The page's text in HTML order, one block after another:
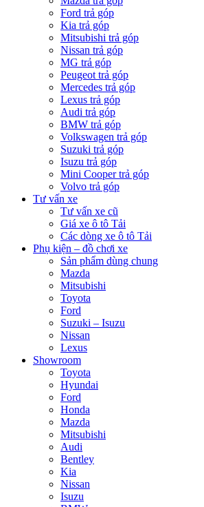
Ford trả góp
Kia trả góp
Mitsubishi trả góp
Nissan trả góp
MG trả góp
Peugeot trả góp
Mercedes trả góp
Lexus trả góp
Audi trả góp
BMW trả góp
Volkswagen trả góp
Suzuki trả góp
Isuzu trả góp
Mini Cooper trả góp
Volvo trả góp
Tư vấn xe
Tư vấn xe cũ
Giá xe ô tô Tải
Các dòng xe ô tô Tải
Phụ kiện – đồ chơi xe
Sản phẩm dùng chung
Mazda
Mitsubishi
Toyota
Ford
Suzuki – Isuzu
Nissan
Lexus
Showroom
Toyota
Hyundai
Ford
Honda
Mazda
Mitsubishi
Audi
Bentley
Kia
Nissan
Isuzu